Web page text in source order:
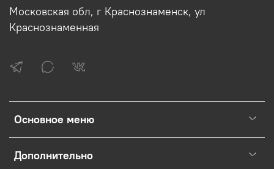
Основное меню
Дополнительно
Московская обл, г Краснознаменск, ул
Краснознаменная